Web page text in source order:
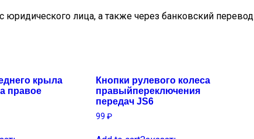
лица, а также через банковский перевод
крыла
правое
Кнопки рулевого колеса
правыйпереключения
передач JS6
99₽